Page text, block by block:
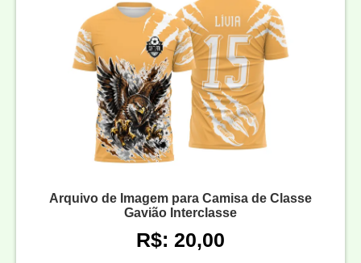
Arquivo de Imagem para Camisa de Classe
Gavião Interclasse
R$: 20,00